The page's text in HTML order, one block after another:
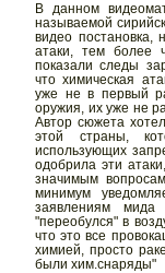
В данном
называемой
видео постановка,
атаки, тем более
показали следы
что химическая
уже не в первый
оружия, их уже не
Автор сюжета
этой страны,
использующих
одобрила эти
значимым
минимум
заявлениям
"переобулся" в
что это все
химией, просто
были хим.снаряды"